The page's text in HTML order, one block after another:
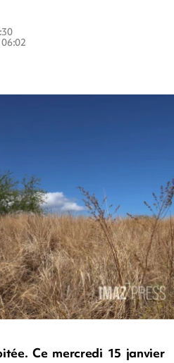
Ce mercredi 15 janvier